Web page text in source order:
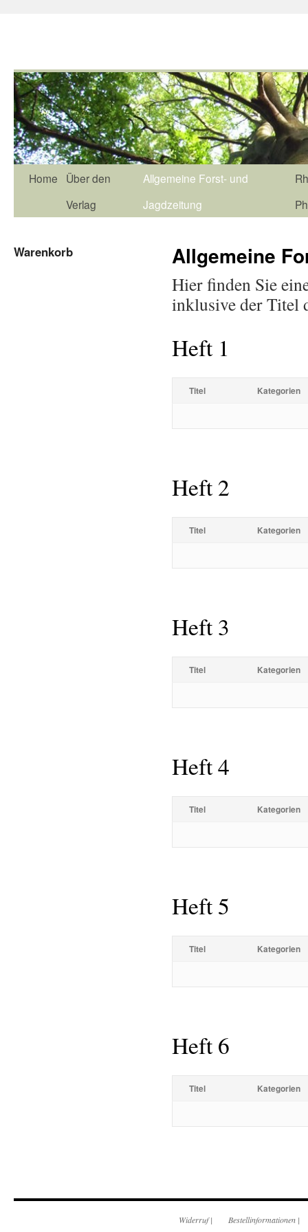
Home
Über den
Verlag
Allgemeine Forst- und
Jagdzeitung
Allgemeine
Hier finden Sie
inklusive der Titel
Heft 1
Titel Kategorien
Heft 2
Titel Kategorien
Heft 3
Titel Kategorien
Heft 4
Titel Kategorien
Heft 5
Titel Kategorien
Heft 6
Titel Kategorien
Warenkorb
Widerruf| Bestellinformationen |